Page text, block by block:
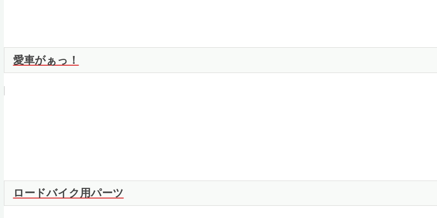
愛車がぁっ！
ロードバイク用パーツ